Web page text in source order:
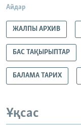
Айдар
ЖАЛПЫ АРХИВ
БАС ТАҚЫРЫПТАР
БАЛАМА ТАРИХ
Ұқсас